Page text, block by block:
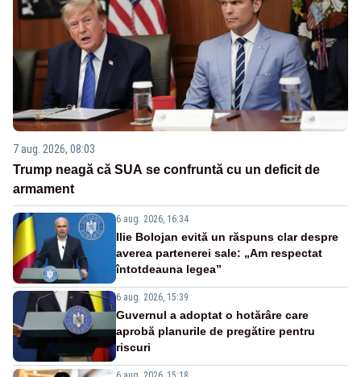
7 aug. 2026, 08:03
Trump neagă că SUA se confruntă cu un deficit de
armament
6 aug. 2026, 16:34
Ilie Bolojan evită un răspuns clar despre
averea partenerei sale: „Am respectat
întotdeauna legea”
6 aug. 2026, 15:39
Guvernul a adoptat o hotărâre care
aprobă planurile de pregătire pentru
riscuri